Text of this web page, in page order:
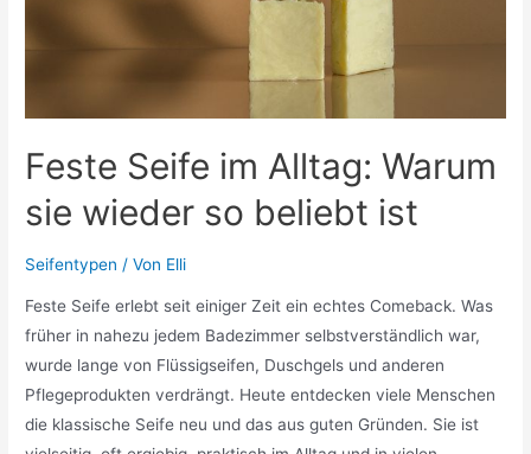
Feste Seife im Alltag: Warum
sie wieder so beliebt ist
Seifentypen / Von Elli
Feste Seife erlebt seit einiger Zeit ein echtes Comeback. Was
früher in nahezu jedem Badezimmer selbstverständlich war,
wurde lange von Flüssigseifen, Duschgels und anderen
Pflegeprodukten verdrängt. Heute entdecken viele Menschen
die klassische Seife neu und das aus guten Gründen. Sie ist